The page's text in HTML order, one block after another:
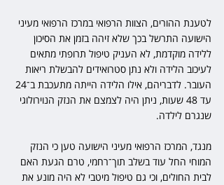
לטענת ההורים, הצוות הרפואי במרכז הרפואי מעיני
הישועה התרשל בכך שלא זיהה בזמן את הסיכון
ללידה מוקדמת, לא העניק טיפול תרופתי מתאים
לעיכוב הלידה ולא נתן סטרואידים להבשלת ריאות
עד 48 שעות, ניתן היה לצמצם את הנזק הנוירולוגי
שנגרם לילדה.
מנגד, המרכז הרפואי מעיני הישועה טען כי הנזק
המוחי החל עוד בשלב תוך־רחמי, טרם הגעת האם
לבית החולים, וכי גם טיפול מיטבי לא היה מונע את